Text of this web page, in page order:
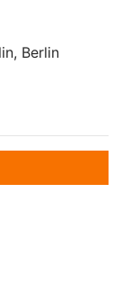
Berlin